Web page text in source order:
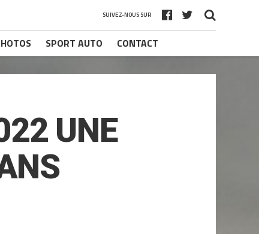
SUIVEZ-NOUS SUR
SPORT AUTO CONTACT
UNE